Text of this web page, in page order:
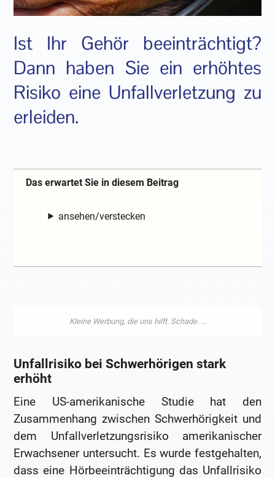
Ist Ihr Gehör beeinträchtigt?
Dann haben Sie ein erhöhtes
Risiko eine Unfallverletzung zu
erleiden.
Das erwartet Sie in diesem Beitrag
ansehen/verstecken
Unfallrisiko bei Schwerhörigen stark
erhöht
Eine US-amerikanische Studie hat den
Zusammenhang zwischen Schwerhörigkeit und
dem Unfallverletzungsrisiko amerikanischer
Erwachsener untersucht. Es wurde festgehalten,
dass eine Hörbeeinträchtigung das Unfallrisiko